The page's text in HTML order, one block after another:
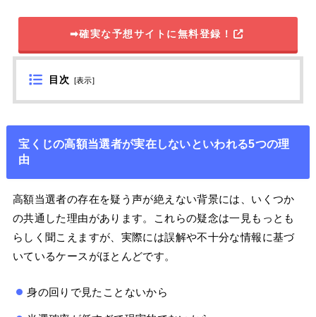
➡確実な予想サイトに無料登録！
目次 [表示]
宝くじの高額当選者が実在しないといわれる5つの理
由
高額当選者の存在を疑う声が絶えない背景には、いくつか
の共通した理由があります。これらの疑念は一見もっとも
らしく聞こえますが、実際には誤解や不十分な情報に基づ
いているケースがほとんどです。
身の回りで見たことないから